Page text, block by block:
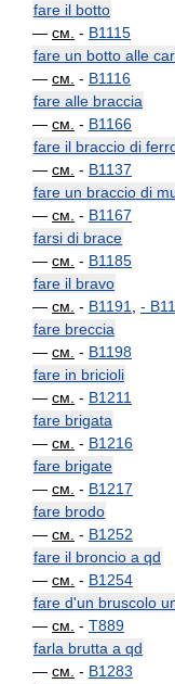
fare il botto
— см. - B1115
fare un botto alle
— см. - B1116
fare alle braccia
— см. - B1166
fare il braccio di
— см. - B1137
fare un braccio di
— см. - B1167
farsi di brace
— см. - B1185
fare il bravo
— см. - B1191 -
fare breccia
— см. - B1198
fare in bricioli
— см. - B1211
fare brigata
— см. - B1216
fare brigate
— см. - B1217
fare brodo
— см. - B1252
fare il broncio a qd
— см. - B1254
fare d'un bruscolo
— см. - T889
farla brutta a qd
— см. - B1283